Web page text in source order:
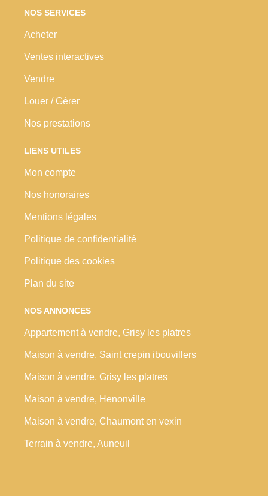
NOS SERVICES
Acheter
Ventes interactives
Vendre
Louer / Gérer
Nos prestations
LIENS UTILES
Mon compte
Nos honoraires
Mentions légales
Politique de confidentialité
Politique des cookies
Plan du site
NOS ANNONCES
Appartement à vendre, Grisy les platres
Maison à vendre, Saint crepin ibouvillers
Maison à vendre, Grisy les platres
Maison à vendre, Henonville
Maison à vendre, Chaumont en vexin
Terrain à vendre, Auneuil